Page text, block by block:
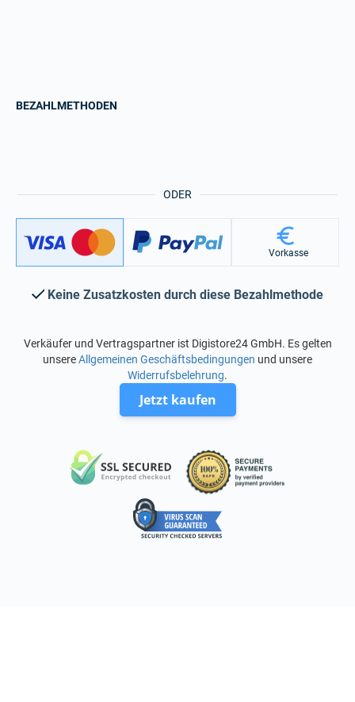
ODER
BEZAHLMETHODEN
Vorkasse
Keine Zusatzkosten durch diese Bezahlmethode
Verkäufer und Vertragspartner ist Digistore24 GmbH. Es gelten
unsereAllgemeinen Geschäftsbedingungen und unsere
Widerrufsbelehrung.
Jetzt kaufen